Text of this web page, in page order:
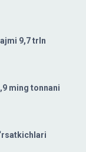
9,7 trln
ming tonnani